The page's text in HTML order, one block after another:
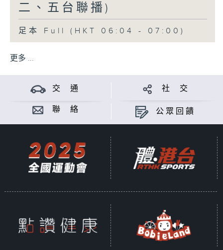
二、五台聯播)
足本 Full (HKT 06:04 - 07:00)
更多 ...
交 通 社 交
聯 絡 公眾回饋